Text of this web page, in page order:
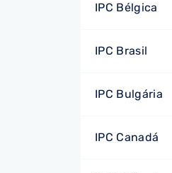
IPC Bélgica
IPC Brasil
IPC Bulgária
IPC Canadá